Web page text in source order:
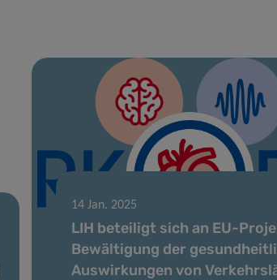
14 Jan. 2025
LIH beteiligt sich an EU-
Bewältigung der
Auswirkungen von